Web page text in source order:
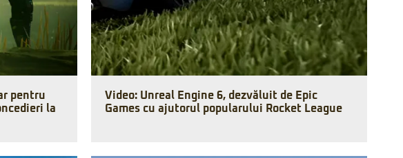
pentru
la
Video: Unreal Engine 6, dezvăluit de Epic
Games cu ajutorul popularului Rocket League